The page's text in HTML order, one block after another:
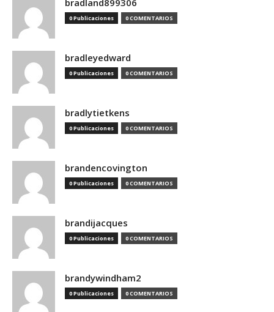
bradland899306
0 Publicaciones 0 COMENTARIOS
bradleyedward
0 Publicaciones 0 COMENTARIOS
bradlytietkens
0 Publicaciones 0 COMENTARIOS
brandencovington
0 Publicaciones 0 COMENTARIOS
brandijacques
0 Publicaciones 0 COMENTARIOS
brandywindham2
0 Publicaciones 0 COMENTARIOS